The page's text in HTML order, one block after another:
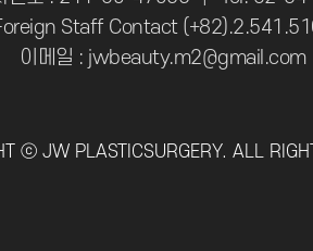
Staff Contact
이메일 : jwbeauty.m2@gmail.com
ⓒ JW PLASTICSURGERY. ALL